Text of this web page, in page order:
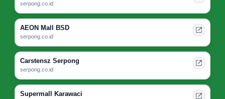
serpong.co.id
AEON Mall BSD
serpong.co.id
Carstensz Serpong
serpong.co.id
Supermall Karawaci